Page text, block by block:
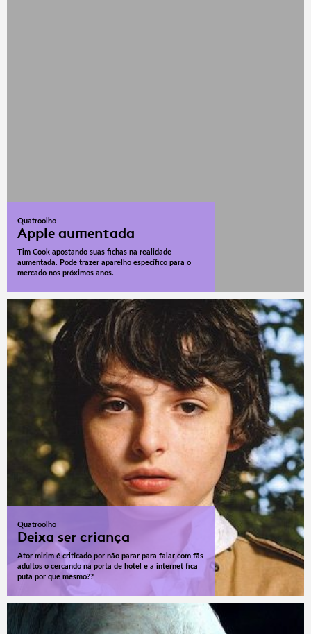
Quatroolho
Apple aumentada
Tim Cook apostando suas fichas na realidade
aumentada. Pode trazer aparelho específico para o
mercado nos próximos anos.
Quatroolho
Deixa ser criança
Ator mirim é criticado por não parar para falar com fãs
adultos o cercando na porta de hotel e a internet fica
puta por que mesmo??